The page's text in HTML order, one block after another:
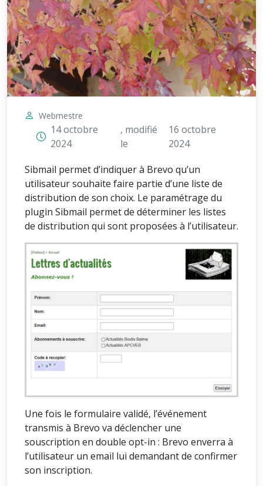
Webmestre
14 octobre
2024
, modifié
le
16 octobre
2024
Sibmail permet d’indiquer à Brevo qu’un
utilisateur souhaite faire partie d’une liste de
distribution de son choix. Le paramétrage du
plugin Sibmail permet de déterminer les listes
de distribution qui sont proposées à l’utilisateur.
Une fois le formulaire validé, l’événement
transmis à Brevo va déclencher une
souscription en double opt-in : Brevo enverra à
l’utilisateur un email lui demandant de confirmer
son inscription.